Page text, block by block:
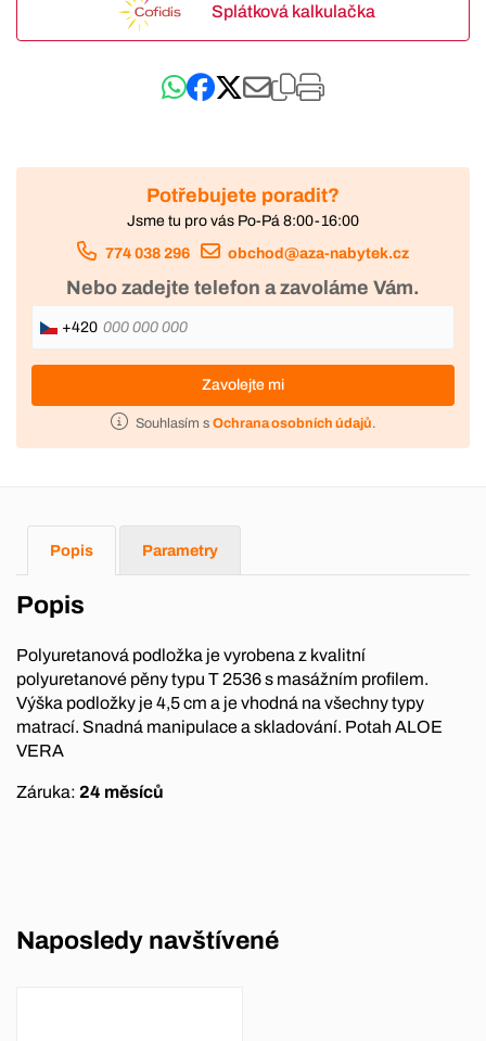
Splátková kalkulačka
Potřebujete poradit?
Jsme tu pro vás Po-Pá 8:00-16:00
774 038 296 obchod@aza-nabytek.cz
Nebo zadejte telefon a zavoláme Vám.
+420
Zavolejte mi
Souhlasím s Ochrana osobních údajů.
Popis Parametry
Popis
Polyuretanová podložka je vyrobena z kvalitní
polyuretanové pěny typu T 2536 s masážním profilem.
Výška podložky je 4,5 cm a je vhodná na všechny typy
matrací. Snadná manipulace a skladování. Potah ALOE
VERA
Záruka: 24 měsíců
Naposledy navštívené